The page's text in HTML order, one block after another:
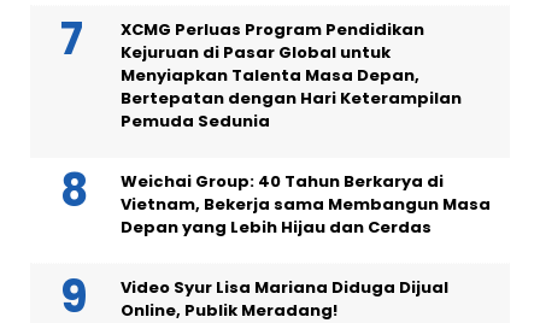
XCMG Perluas Program Pendidikan
Kejuruan di Pasar Global untuk
Menyiapkan Talenta Masa Depan,
Bertepatan dengan Hari Keterampilan
Pemuda Sedunia
Weichai Group: 40 Tahun Berkarya di
Vietnam, Bekerja sama Membangun Masa
Depan yang Lebih Hijau dan Cerdas
Video Syur Lisa Mariana Diduga Dijual
Online, Publik Meradang!